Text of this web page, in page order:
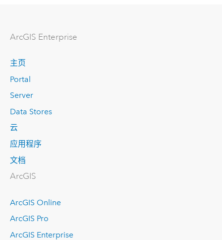
ArcGIS Enterprise
主页
Portal
Server
Data Stores
云
应用程序
文档
ArcGIS
ArcGIS Online
ArcGIS Pro
ArcGIS Enterprise